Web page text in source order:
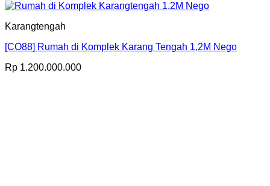
Karangtengah
[CO88] Rumah di Komplek Karang Tengah 1,2M Nego
Rp 1.200.000.000